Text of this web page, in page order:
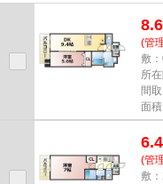
(管
敷
所
間
面
(管
敷